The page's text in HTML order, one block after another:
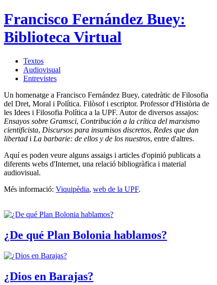
Francisco Fernández Buey:
Biblioteca Virtual
Textos
Audiovisual
Entrevistes
Un homenatge a Francisco Fernández Buey, catedràtic de Filosofia
del Dret, Moral i Política. Filòsof i escriptor. Professor d'Història de
les Idees i Filosofia Política a la UPF. Autor de diversos assajos:
Ensayos sobre Gramsci, Contribución a la crítica del marxismo
cientificista, Discursos para insumisos discretos, Redes que dan
libertad i La barbarie: de ellos y de los nuestros, entre d'altres.
Aquí es poden veure alguns assaigs i articles d'opinió publicats a
diferents webs d'Internet, una relació bibliogràfica i material
audiovisual.
Més informació: Viquipèdia, web de la UPF.
¿De qué Plan Bolonia hablamos?
¿Dios en Barajas?